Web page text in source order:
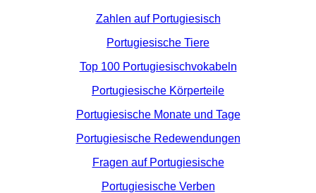
Zahlen auf Portugiesisch
Portugiesische Tiere
Top 100 Portugiesischvokabeln
Portugiesische Körperteile
Portugiesische Monate und Tage
Portugiesische Redewendungen
Fragen auf Portugiesische
Portugiesische Verben